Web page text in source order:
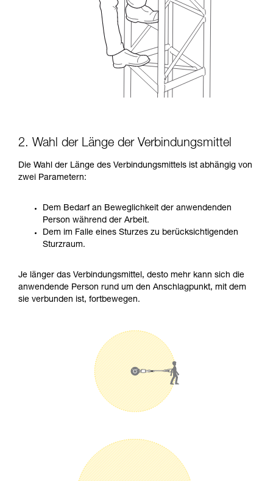
2. Wahl der Länge der Verbindungsmittel
Die Wahl der Länge des Verbindungsmittels ist abhängig von
zwei Parametern:
Dem Bedarf an Beweglichkeit der anwendenden
Person während der Arbeit.
Dem im Falle eines Sturzes zu berücksichtigenden
Sturzraum.
Je länger das Verbindungsmittel, desto mehr kann sich die
anwendende Person rund um den Anschlagpunkt, mit dem
sie verbunden ist, fortbewegen.